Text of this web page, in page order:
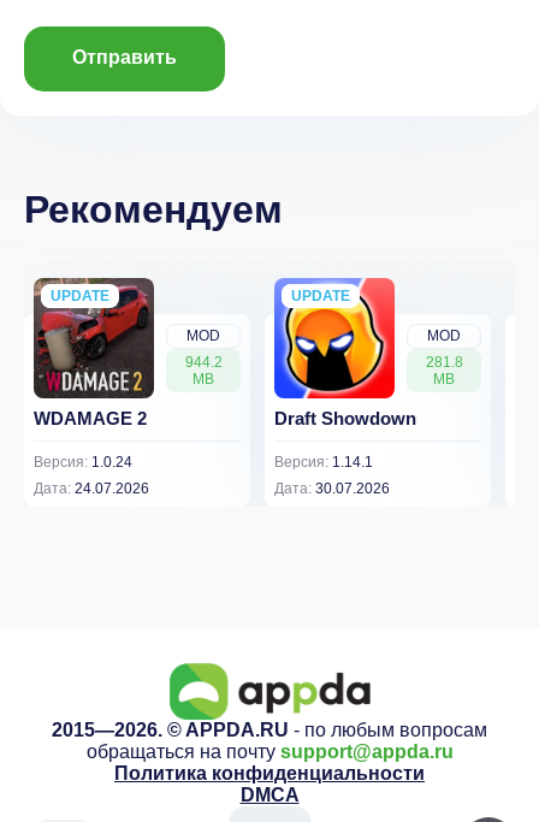
Отправить
Рекомендуем
MOD
944.2
MB
UPDATE
NEW
WDAMAGE 2
Версия: 1.0.24
Дата: 24.07.2026
MOD
281.8
MB
UPDATE
NEW
Draft Showdown
Версия: 1.14.1
Дата: 30.07.2026
2015—2026. © APPDA.RU - по любым вопросам
обращаться на почту support@appda.ru
Политика конфиденциальности
DMCA